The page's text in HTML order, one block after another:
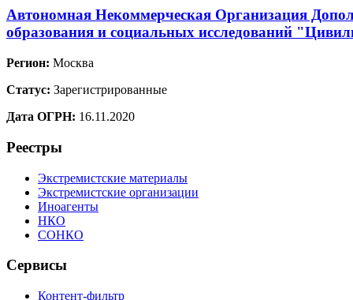
Автономная Некоммерческая Организация
образования и социальных исследований
Регион: Москва
Статус: Зарегистрированные
Дата ОГРН: 16.11.2020
Реестры
Экстремистские материалы
Экстремистские организации
Иноагенты
НКО
СОНКО
Сервисы
Контент-фильтр